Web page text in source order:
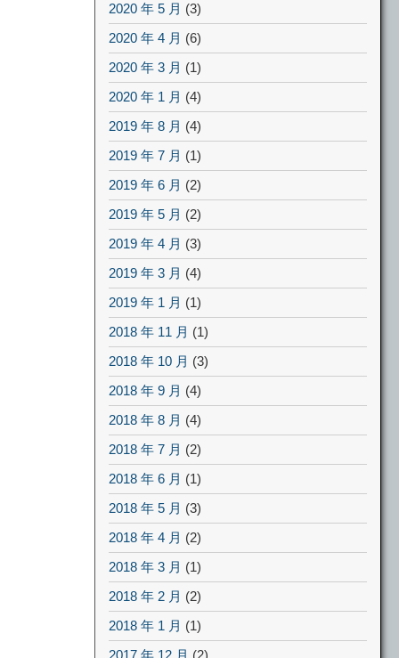
2020 年 5 月 (3)
2020 年 4 月 (6)
2020 年 3 月 (1)
2020 年 1 月 (4)
2019 年 8 月 (4)
2019 年 7 月 (1)
2019 年 6 月 (2)
2019 年 5 月 (2)
2019 年 4 月 (3)
2019 年 3 月 (4)
2019 年 1 月 (1)
2018 年 11 月 (1)
2018 年 10 月 (3)
2018 年 9 月 (4)
2018 年 8 月 (4)
2018 年 7 月 (2)
2018 年 6 月 (1)
2018 年 5 月 (3)
2018 年 4 月 (2)
2018 年 3 月 (1)
2018 年 2 月 (2)
2018 年 1 月 (1)
2017 年 12 月 (2)